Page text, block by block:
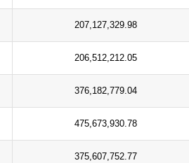
207,127,329.98
206,512,212.05
376,182,779.04
475,673,930.78
375,607,752.77